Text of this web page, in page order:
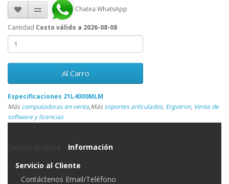
Chatea WhatsApp
Cantidad Costo válido a 2026-08-08
Al Carro
Especificaciones 21L4000MLM
Máscomputadoras en venta,Mássoportes articulados, Ergotron, Venta de
software y licencias
Información
Servicio al Cliente
Contáctenos Email/Teléfono